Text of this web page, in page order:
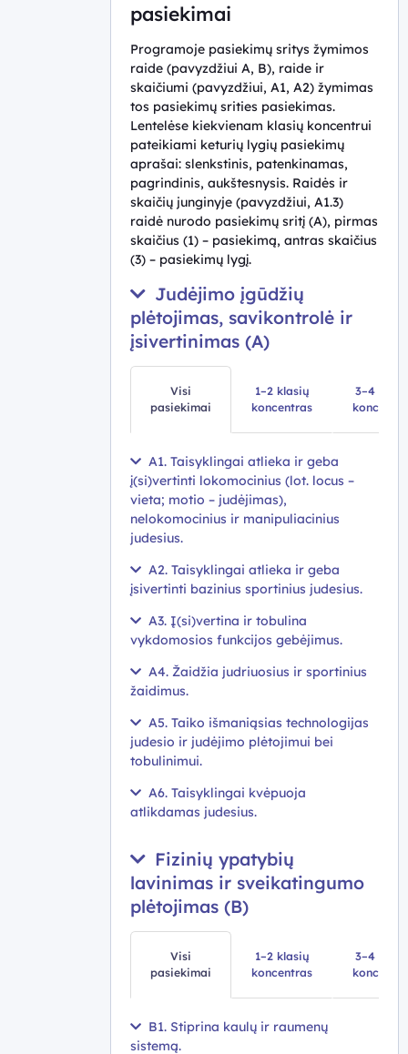
pasiekimai
Programoje pasiekimų sritys žymimos
raide (pavyzdžiui A, B), raide ir
skaičiumi (pavyzdžiui, A1, A2) žymimas
tos pasiekimų srities pasiekimas.
Lentelėse kiekvienam klasių koncentrui
pateikiami keturių lygių pasiekimų
aprašai: slenkstinis, patenkinamas,
pagrindinis, aukštesnysis. Raidės ir
skaičių junginyje (pavyzdžiui, A1.3)
raidė nurodo pasiekimų sritį (A), pirmas
skaičius (1) – pasiekimą, antras skaičius
(3) – pasiekimų lygį.
Judėjimo įgūdžių
plėtojimas, savikontrolė ir
įsivertinimas (A)
Visi
pasiekimai
1–2 klasių
koncentras
3–4
A1. Taisyklingai atlieka ir geba
į(si)vertinti lokomocinius (lot. locus –
vieta; motio – judėjimas),
nelokomocinius ir manipuliacinius
judesius.
A2. Taisyklingai atlieka ir geba
įsivertinti bazinius sportinius judesius.
A3. Į(si)vertina ir tobulina
vykdomosios funkcijos gebėjimus.
A4. Žaidžia judriuosius ir sportinius
žaidimus.
A5. Taiko išmaniąsias technologijas
judesio ir judėjimo plėtojimui bei
tobulinimui.
A6. Taisyklingai kvėpuoja
atlikdamas judesius.
Fizinių ypatybių
lavinimas ir sveikatingumo
plėtojimas (B)
Visi
pasiekimai
1–2 klasių
koncentras
3–4
B1. Stiprina kaulų ir raumenų
sistemą.